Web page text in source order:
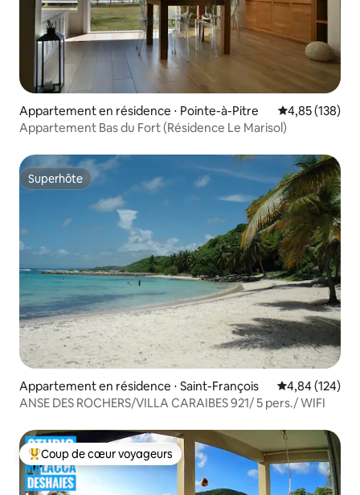
Appartement en résidence ⋅ Pointe-à-Pitre Évaluation
4,85 (138)
Appartement Bas du Fort (Résidence Le Marisol)
Superhôte
Superhôte
Appartement en résidence ⋅ Saint-François Évaluation
4,84 (124)
ANSE DES ROCHERS/VILLA CARAIBES 921/ 5 pers./ WIFI
Coups de cœur voyageurs les plus appréciés
Coup de cœur voyageurs